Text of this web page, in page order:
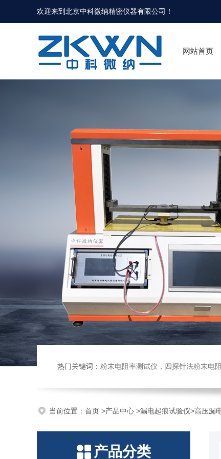
欢迎来到北京中科微纳精密仪器有限公司！
网站首页
热门关键词： 粉末电阻率测试仪，四探针法粉末电阻率仪，压实密度仪，炭块
当前位置： 首页 >产品中心 >漏电起痕试验仪>高压漏
产品分类